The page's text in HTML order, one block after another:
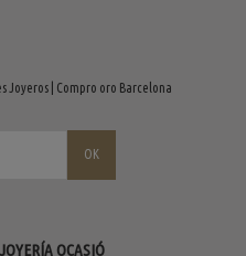
Joyeros | Compro oro Barcelona
JOYERÍA OCASIÓ